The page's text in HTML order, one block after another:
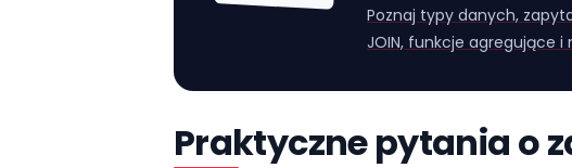
Poznaj typy danych,
JOIN, funkcje agregujące i
Praktyczne pytania o